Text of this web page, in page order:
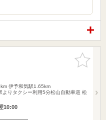
お気に入
りに追加
伊予和気駅1.65km
よりタクシー利用5分松山自動車道 松
10:00